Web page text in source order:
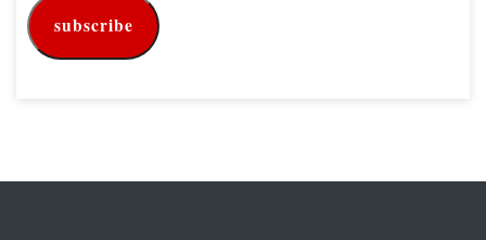
a
i
subscribe